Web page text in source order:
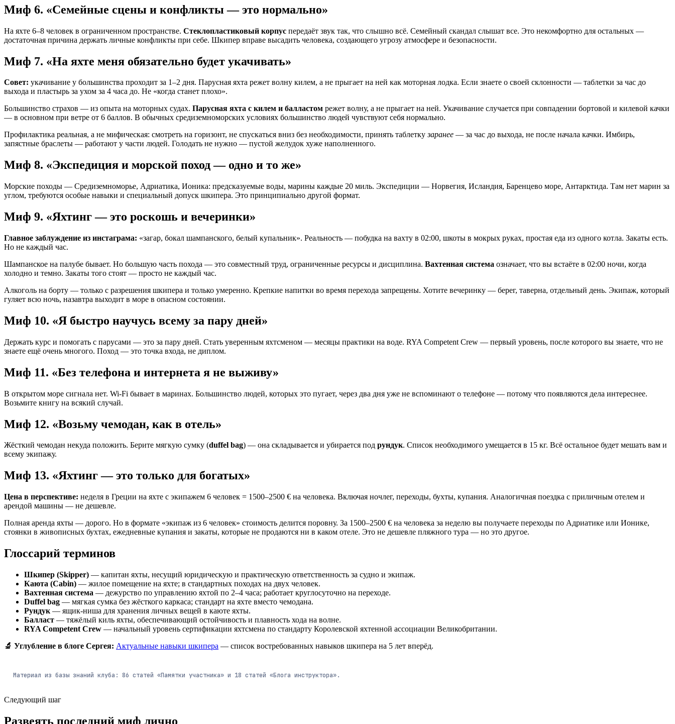
Миф 6. «Семейные сцены и конфликты — это нормально»
На яхте 6–8 человек в ограниченном пространстве. Стеклопластиковый корпус передаёт звук так, что слышно всё. Семейный скандал слышат все. Это некомфортно для остальных —
достаточная причина держать личные конфликты при себе. Шкипер вправе высадить человека, создающего угрозу атмосфере и безопасности.
Миф 7. «На яхте меня обязательно будет укачивать»
Совет: укачивание у большинства проходит за 1–2 дня. Парусная яхта режет волну килем, а не прыгает на ней как моторная лодка. Если знаете о своей склонности — таблетки за час до
выхода и пластырь за ухом за 4 часа до. Не «когда станет плохо».
Большинство страхов — из опыта на моторных судах. Парусная яхта с килем и балластом режет волну, а не прыгает на ней. Укачивание случается при совпадении бортовой и килевой качки
— в основном при ветре от 6 баллов. В обычных средиземноморских условиях большинство людей чувствуют себя нормально.
Профилактика реальная, а не мифическая: смотреть на горизонт, не спускаться вниз без необходимости, принять таблеткузаранее — за час до выхода, не после начала качки. Имбирь,
запястные браслеты — работают у части людей. Голодать не нужно — пустой желудок хуже наполненного.
Миф 8. «Экспедиция и морской поход — одно и то же»
Морские походы — Средиземноморье, Адриатика, Ионика: предсказуемые воды, марины каждые 20 миль. Экспедиции — Норвегия, Исландия, Баренцево море, Антарктида. Там нет марин за
углом, требуются особые навыки и специальный допуск шкипера. Это принципиально другой формат.
Миф 9. «Яхтинг — это роскошь и вечеринки»
Главное заблуждение из инстаграма: «загар, бокал шампанского, белый купальник». Реальность — побудка на вахту в 02:00, шкоты в мокрых руках, простая еда из одного котла. Закаты есть.
Но не каждый час.
Шампанское на палубе бывает. Но большую часть похода — это совместный труд, ограниченные ресурсы и дисциплина. Вахтенная система означает, что вы встаёте в 02:00 ночи, когда
холодно и темно. Закаты того стоят — просто не каждый час.
Алкоголь на борту — только с разрешения шкипера и только умеренно. Крепкие напитки во время перехода запрещены. Хотите вечеринку — берег, таверна, отдельный день. Экипаж, который
гуляет всю ночь, назавтра выходит в море в опасном состоянии.
Миф 10. «Я быстро научусь всему за пару дней»
Держать курс и помогать с парусами — это за пару дней. Стать уверенным яхтсменом — месяцы практики на воде. RYA Competent Crew — первый уровень, после которого вы знаете, что не
знаете ещё очень многого. Поход — это точка входа, не диплом.
Миф 11. «Без телефона и интернета я не выживу»
В открытом море сигнала нет. Wi-Fi бывает в маринах. Большинство людей, которых это пугает, через два дня уже не вспоминают о телефоне — потому что появляются дела интереснее.
Возьмите книгу на всякий случай.
Миф 12. «Возьму чемодан, как в отель»
Жёсткий чемодан некуда положить. Берите мягкую сумку (duffel bag) — она складывается и убирается под рундук. Список необходимого умещается в 15 кг. Всё остальное будет мешать вам и
всему экипажу.
Миф 13. «Яхтинг — это только для богатых»
Цена в перспективе: неделя в Греции на яхте с экипажем 6 человек = 1500–2500 € на человека. Включая ночлег, переходы, бухты, купания. Аналогичная поездка с приличным отелем и
арендой машины — не дешевле.
Полная аренда яхты — дорого. Но в формате «экипаж из 6 человек» стоимость делится поровну. За 1500–2500 € на человека за неделю вы получаете переходы по Адриатике или Ионике,
стоянки в живописных бухтах, ежедневные купания и закаты, которые не продаются ни в каком отеле. Это не дешевле пляжного тура — но это другое.
Глоссарий терминов
Шкипер (Skipper) — капитан яхты, несущий юридическую и практическую ответственность за судно и экипаж.
Каюта (Cabin) — жилое помещение на яхте; в стандартных походах на двух человек.
Вахтенная система — дежурство по управлению яхтой по 2–4 часа; работает круглосуточно на переходе.
Duffel bag — мягкая сумка без жёсткого каркаса; стандарт на яхте вместо чемодана.
Рундук — ящик-ниша для хранения личных вещей в каюте яхты.
Балласт — тяжёлый киль яхты, обеспечивающий остойчивость и плавность хода на волне.
RYA Competent Crew — начальный уровень сертификации яхтсмена по стандарту Королевской яхтенной ассоциации Великобритании.
🔬 Углубление в блоге Сергея: Актуальные навыки шкипера — список востребованных навыков шкипера на 5 лет вперёд.
Материал из базы знаний клуба: 86 статей «Памятки участника» и 18 статей «Блога инструктора».
Следующий шаг
Развеять последний миф лично